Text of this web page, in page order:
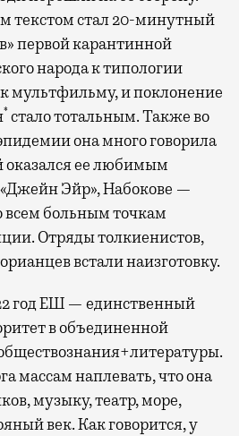
текстом стал 20-минутный
первой карантинной
народа к типологии
мультфильму, и поклонение
*стало тотальным. Также во
она много говорила
оказался ее любимым
Эйр», Набокове —
всем больным точкам
Отряды толкиенистов,
встали наизготовку.
год ЕШ — единственный
в объединенной
массам наплевать, что она
музыку, театр, море,
век. Как говорится, у